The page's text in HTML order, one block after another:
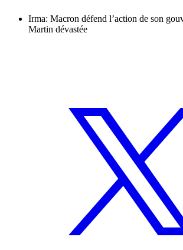
Irma: Macron défend l’action de son
Martin dévastée